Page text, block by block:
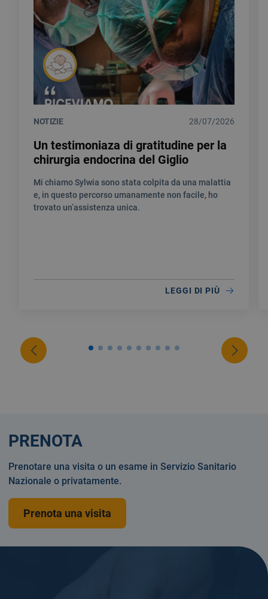
NOTIZIE 28/07/2026
Un testimoniaza di gratitudine per la
chirurgia endocrina del Giglio
Mi chiamo Sylwia sono stata colpita da una malattia
e, in questo percorso umanamente non facile, ho
trovato un’assistenza unica.
LEGGI DI PIÙ
PRENOTA
Prenotare una visita o un esame in Servizio Sanitario
Nazionale o privatamente.
Prenota una visita